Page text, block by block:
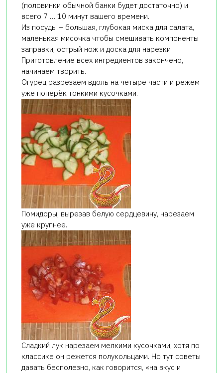
(половинки обычной банки будет достаточно) и
всего 7 … 10 минут вашего времени.
Из посуды – большая, глубокая миска для салата,
маленькая мисочка чтобы смешивать компоненты
заправки, острый нож и доска для нарезки
Приготовление всех ингредиентов закончено,
начинаем творить.
Огурец разрезаем вдоль на четыре части и режем
уже поперёк тонкими кусочками.
Помидоры, вырезав белую сердцевину, нарезаем
уже крупнее.
Сладкий лук нарезаем мелкими кусочками, хотя по
классике он режется полукольцами. Но тут советы
давать бесполезно, как говорится, «на вкус и